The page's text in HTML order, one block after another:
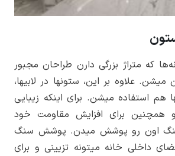
که متراژ بزرگی دارن طراحان مجبور
علاوه بر این، ستون­ها در لابی­ها،
هم استفاده میشن. برای اینکه زیبایی
برای افزایش مقاومت خود
اون رو پوشش میدن. پوشش سنگ
داخلی خانه میتونه تزیینی و برای